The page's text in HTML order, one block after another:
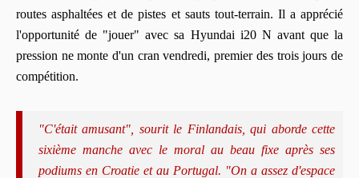
routes asphaltées et de pistes et sauts tout-terrain. Il a apprécié
l'opportunité de "jouer" avec sa Hyundai i20 N avant que la
pression ne monte d'un cran vendredi, premier des trois jours de
compétition.
"C'était amusant", sourit le Finlandais, qui aborde cette
sixième manche avec le moral au beau fixe après ses
podiums en Croatie et au Portugal. "On a assez d'espace